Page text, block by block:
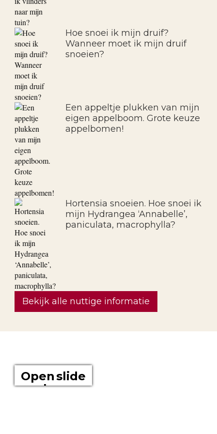
Hoe snoei ik mijn druif?
Wanneer moet ik mijn druif
snoeien?
Een appeltje plukken van mijn
eigen appelboom. Grote keuze
appelbomen!
Hortensia snoeien. Hoe snoei ik
mijn Hydrangea ‘Annabelle’,
paniculata, macrophylla?
Bekijk alle nuttige informatie
Open slide
show